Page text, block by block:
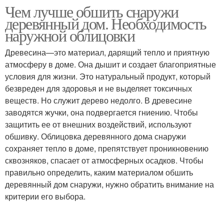
Чем лучше обшить снаружи
деревянный дом. Необходимость
наружной облицовки
Древесина—это материал, дарящий тепло и приятную
атмосферу в доме. Она дышит и создает благоприятные
условия для жизни. Это натуральный продукт, который
безвреден для здоровья и не выделяет токсичных
веществ. Но служит дерево недолго. В древесине
заводятся жучки, она подвергается гниению. Чтобы
защитить ее от внешних воздействий, используют
обшивку. Облицовка деревянного дома снаружи
сохраняет тепло в доме, препятствует проникновению
сквозняков, спасает от атмосферных осадков. Чтобы
правильно определить, каким материалом обшить
деревянный дом снаружи, нужно обратить внимание на
критерии его выбора.